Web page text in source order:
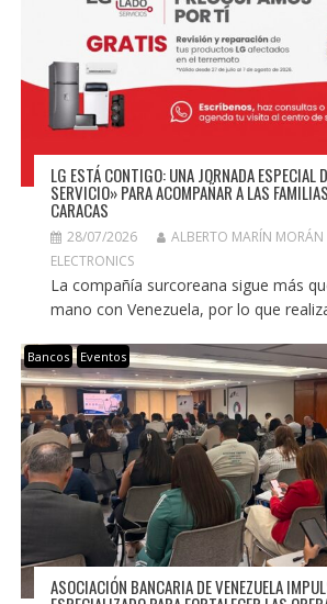
LG ESTÁ CONTIGO: UNA JORNADA ESPECIAL
SERVICIO» PARA ACOMPAÑAR A LAS
CARACAS
28/07/2026 ALBERTO MARÍN MORÁN
ELECTRONICS
La compañía surcoreana sigue más
mano con Venezuela, por lo que
Bancos Eventos
ASOCIACIÓN BANCARIA DE VENEZUELA